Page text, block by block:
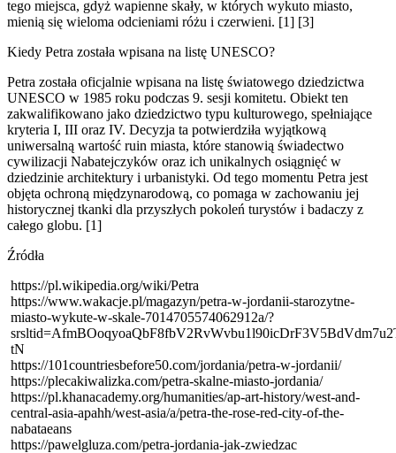
tego miejsca, gdyż wapienne skały, w których wykuto miasto,
mienią się wieloma odcieniami różu i czerwieni. [1] [3]
Kiedy Petra została wpisana na listę UNESCO?
Petra została oficjalnie wpisana na listę światowego dziedzictwa
UNESCO w 1985 roku podczas 9. sesji komitetu. Obiekt ten
zakwalifikowano jako dziedzictwo typu kulturowego, spełniające
kryteria I, III oraz IV. Decyzja ta potwierdziła wyjątkową
uniwersalną wartość ruin miasta, które stanowią świadectwo
cywilizacji Nabatejczyków oraz ich unikalnych osiągnięć w
dziedzinie architektury i urbanistyki. Od tego momentu Petra jest
objęta ochroną międzynarodową, co pomaga w zachowaniu jej
historycznej tkanki dla przyszłych pokoleń turystów i badaczy z
całego globu. [1]
Źródła
https://pl.wikipedia.org/wiki/Petra
https://www.wakacje.pl/magazyn/petra-w-jordanii-starozytne-
miasto-wykute-w-skale-7014705574062912a/?
tN
https://101countriesbefore50.com/jordania/petra-w-jordanii/
https://plecakiwalizka.com/petra-skalne-miasto-jordania/
https://pl.khanacademy.org/humanities/ap-art-history/west-and-
central-asia-apahh/west-asia/a/petra-the-rose-red-city-of-the-
nabataeans
https://pawelgluza.com/petra-jordania-jak-zwiedzac